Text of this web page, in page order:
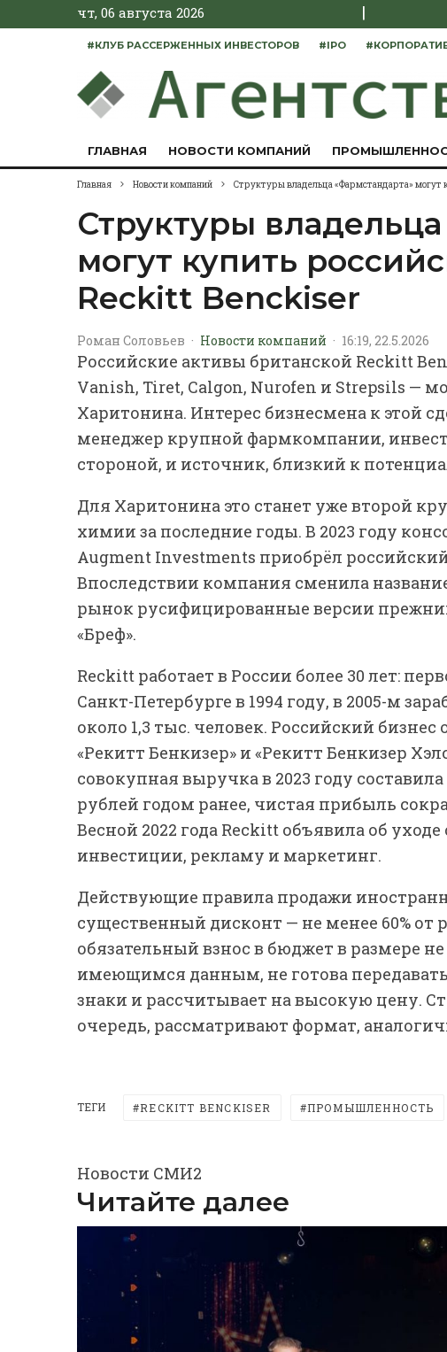
чт, 06 августа 2026 |
#КЛУБ РАССЕРЖЕННЫХ ИНВЕСТОРОВ #IPO
ГЛАВНАЯ НОВОСТИ КОМПАНИЙ
Главная Новости компаний Структуры владельца «Фармстандарта» могут
Структуры
могут купить
Reckitt Benckiser
Роман Соловьев · Новости компаний · 16:19, 22.5.2026
Российские активы британской Reckitt
Vanish, Tiret, Calgon, Nurofen и Strepsils —
Харитонина. Интерес бизнесмена к этой
менеджер крупной фармкомпании,
стороной, и источник, близкий к
Для Харитонина это станет уже второй
химии за последние годы. В 2023 году
Augment Investments приобрёл
Впоследствии компания сменила
рынок русифицированные версии
«Бреф».
Reckitt работает в России более 30 лет:
Санкт-Петербурге в 1994 году, в 2005-м
около 1,3 тыс. человек. Российский
«Рекитт Бенкизер» и «Рекитт Бенкизер
совокупная выручка в 2023 году
рублей годом ранее, чистая прибыль
Весной 2022 года Reckitt объявила об
инвестиции, рекламу и маркетинг.
Действующие правила продажи
существенный дисконт — не менее 60%
обязательный взнос в бюджет в размере
имеющимся данным, не готова
знаки и рассчитывает на высокую цену.
очередь, рассматривают формат,
ТЕГИ RECKITT BENCKISER ПРОМЫШЛЕННОСТЬ
Новости СМИ2
Читайте далее